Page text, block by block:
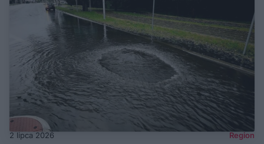
2 lipca 2026 Region